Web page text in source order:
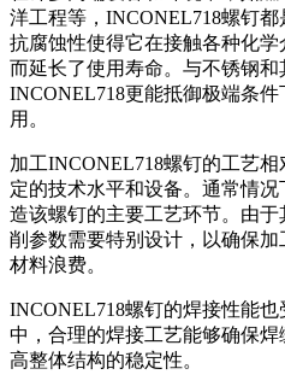
洋工程等，INCONEL718螺钉
抗腐蚀性使得它在接触各种化
而延长了使用寿命。与不锈钢和
INCONEL718更能抵御极端条
用。
加工INCONEL718螺钉的工艺
定的技术水平和设备。通常情
造该螺钉的主要工艺环节。由
削参数需要特别设计，以确保
材料浪费。
INCONEL718螺钉的焊接性能
中，合理的焊接工艺能够确保
高整体结构的稳定性。